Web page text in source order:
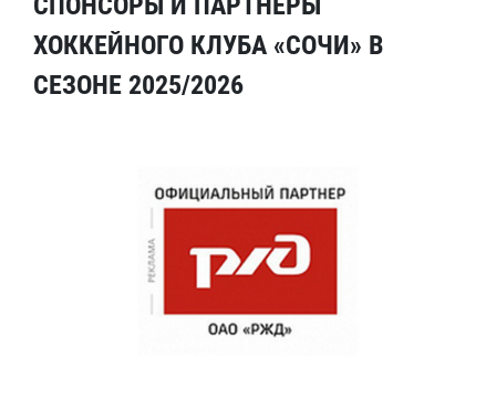
ХОККЕЙНОГО КЛУБА «СОЧИ» В
СЕЗОНЕ 2025/2026